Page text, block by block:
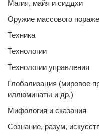
Магия, майя и сиддхи
Оружие массового
Техника
Технологии
Технологии управления
Глобализация (мировое
иллюминаты и др,)
Мифология и сказания
Сознание, разум,